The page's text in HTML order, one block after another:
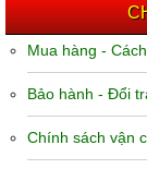
Mua hàng - Cách
Bảo hành - Đổi
Chính sách vận